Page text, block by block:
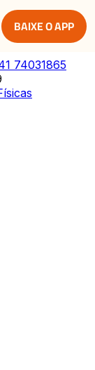
BAIXE O APP
74031865